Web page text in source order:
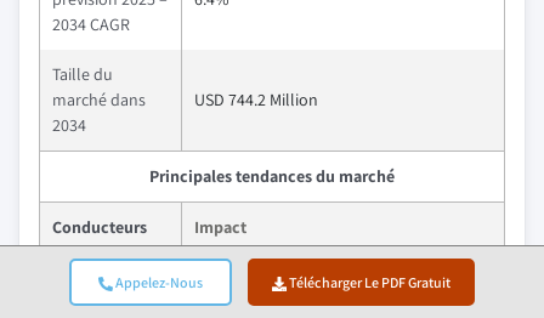
Appelez-Nous Télécharger Le PDF Gratuit
2034 CAGR
Taille du
marché dans
2034
USD 744.2 Million
Principales tendances du marché
Conducteurs Impact
Développement
Une nouvelle demande de semences de
fleurs spécialisées qui peuvent être